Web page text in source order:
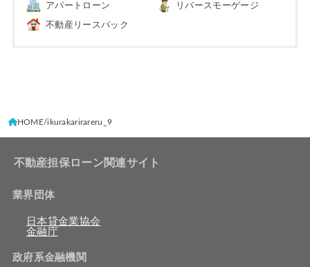
アパートローン リバースモーゲージ
不動産リースバック
HOME ikurakarirareru_9
不動産担保ローン関連サイト
業界団体
日本貸金業協会
金融庁
政府系金融機関